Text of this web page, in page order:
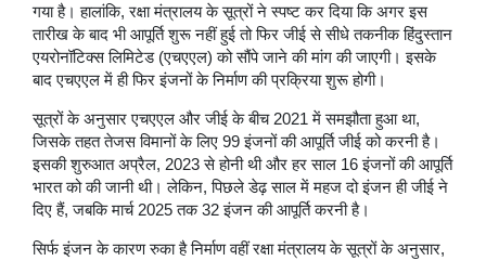
गया है। हालांकि, रक्षा मंत्रालय के सूत्रों ने स्पष्ट कर दिया कि अगर इस
तारीख के बाद भी आपूर्ति शुरू नहीं हुई तो फिर जीई से सीधे तकनीक हिंदुस्तान
एयरोनॉटिक्स लिमिटेड (एचएएल) को सौंपे जाने की मांग की जाएगी। इसके
बाद एचएएल में ही फिर इंजनों के निर्माण की प्रक्रिया शुरू होगी।
सूत्रों के अनुसार एचएएल और जीई के बीच 2021 में समझौता हुआ था,
जिसके तहत तेजस विमानों के लिए 99 इंजनों की आपूर्ति जीई को करनी है।
इसकी शुरुआत अप्रैल, 2023 से होनी थी और हर साल 16 इंजनों की आपूर्ति
भारत को की जानी थी। लेकिन, पिछले डेढ़ साल में महज दो इंजन ही जीई ने
दिए हैं, जबकि मार्च 2025 तक 32 इंजन की आपूर्ति करनी है।
सिर्फ इंजन के कारण रुका है निर्माण वहीं रक्षा मंत्रालय के सूत्रों के अनुसार,